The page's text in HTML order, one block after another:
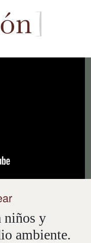
niños y
ambiente.